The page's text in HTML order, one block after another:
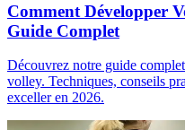
Comment Développer
Guide Complet
Découvrez notre guide
volley. Techniques, conseils
exceller en 2026.